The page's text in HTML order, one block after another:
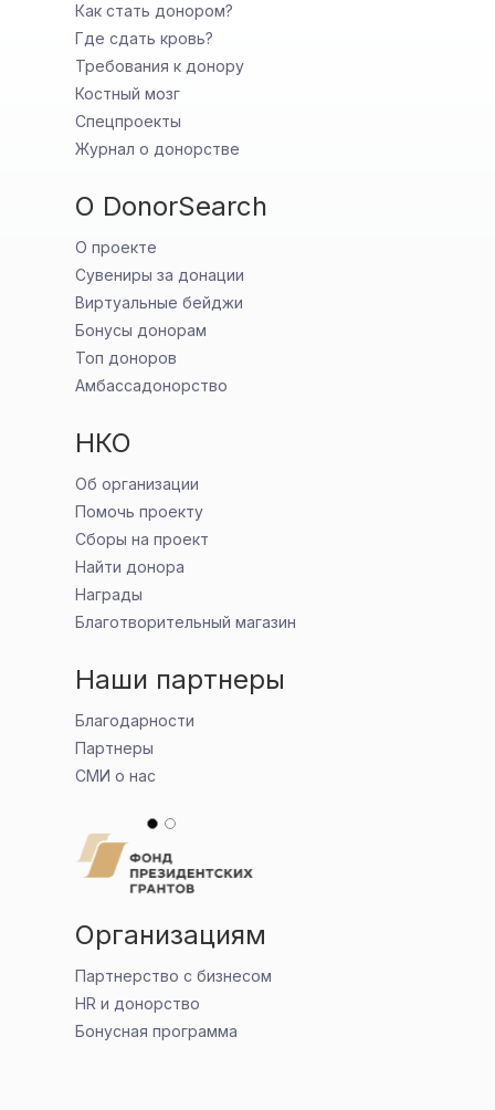
Как стать донором?
Где сдать кровь?
Требования к донору
Костный мозг
Спецпроекты
Журнал о донорстве
О DonorSearch
О проекте
Сувениры за донации
Виртуальные бейджи
Бонусы донорам
Топ доноров
Амбассадонорство
НКО
Об организации
Помочь проекту
Сборы на проект
Найти донора
Награды
Благотворительный магазин
Наши партнеры
Благодарности
Партнеры
СМИ о нас
Организациям
Партнерство с бизнесом
HR и донорство
Бонусная программа